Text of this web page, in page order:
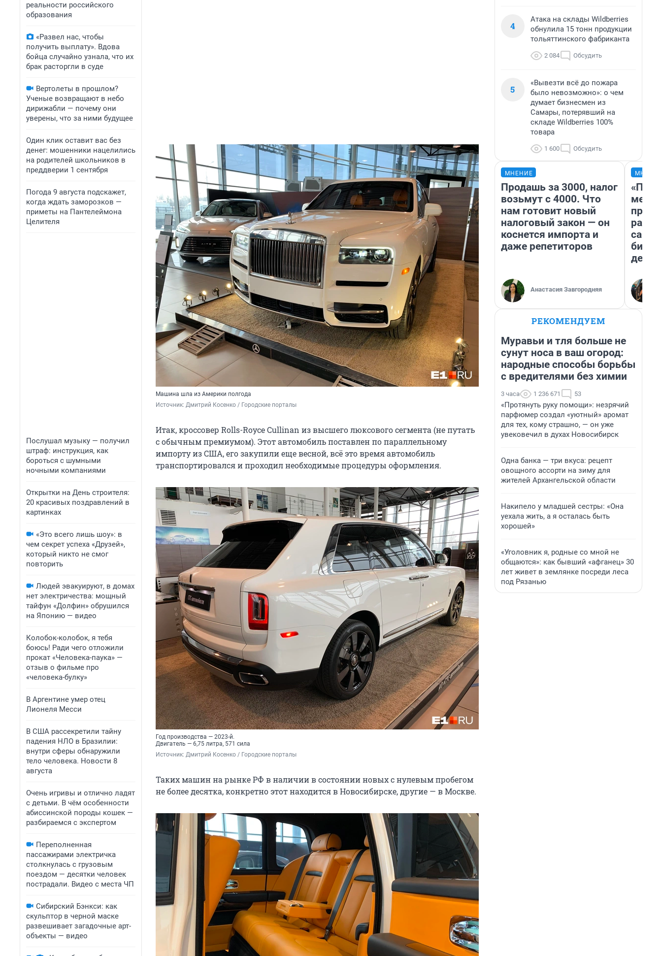
реальности российского
образования
«Развел нас, чтобы
получить выплату». Вдова
бойца случайно узнала, что их
брак расторгли в суде
Вертолеты в прошлом?
Ученые возвращают в небо
дирижабли — почему они
уверены, что за ними будущее
Один клик оставит вас без
денег: мошенники нацелились
на родителей школьников в
преддверии 1 сентября
Погода 9 августа подскажет,
когда ждать заморозков —
приметы на Пантелеймона
Целителя
Послушал музыку — получил
штраф: инструкция, как
бороться с шумными
ночными компаниями
Открытки на День строителя:
20 красивых поздравлений в
картинках
«Это всего лишь шоу»: в
чем секрет успеха «Друзей»,
который никто не смог
повторить
Людей эвакуируют, в домах
нет электричества: мощный
тайфун «Долфин» обрушился
на Японию — видео
Колобок-колобок, я тебя
боюсь! Ради чего отложили
прокат «Человека-паука» —
отзыв о фильме про
«человека-булку»
В Аргентине умер отец
Лионеля Месси
В США рассекретили тайну
падения НЛО в Бразилии:
внутри сферы обнаружили
тело человека. Новости 8
августа
Очень игривы и отлично ладят
с детьми. В чём особенности
абиссинской породы кошек —
разбираемся с экспертом
Переполненная
пассажирами электричка
столкнулась с грузовым
поездом — десятки человек
пострадали. Видео с места ЧП
Сибирский Бэнкси: как
скульптор в черной маске
развешивает загадочные арт-
объекты — видео
Машина шла из Америки полгода
Источник: Дмитрий Косенко / Городские порталы
Итак, кроссовер Rolls-Royce Cullinan из высшего люксового сегмента (не путать
с обычным премиумом). Этот автомобиль поставлен по параллельному
импорту из США, его закупили еще весной, всё это время автомобиль
транспортировался и проходил необходимые процедуры оформления.
Год производства — 2023-й.
Двигатель — 6,75 литра, 571 сила
Источник: Дмитрий Косенко / Городские порталы
Таких машин на рынке РФ в наличии в состоянии новых с нулевым пробегом
не более десятка, конкретно этот находится в Новосибирске, другие — в Москве.
4
Атака на склады Wildberries
обнулила 15 тонн продукции
тольяттинского фабриканта
2 084 Обсудить
5
«Вывезти всё до пожара
было невозможно»: о чем
думает бизнесмен из
Самары, потерявший на
складе Wildberries 100%
товара
1 600 Обсудить
МНЕНИЕ
Продашь за 3000, налог
возьмут с 4000. Что
нам готовит новый
налоговый закон — он
коснется импорта и
даже репетиторов
Анастасия Завгородняя
РЕКОМЕНДУЕМ
Муравьи и тля больше не
сунут носа в ваш огород:
народные способы борьбы
с вредителями без химии
3 часа 1 236 671 53
«Протянуть руку помощи»: незрячий
парфюмер создал «уютный» аромат
для тех, кому страшно, — он уже
увековечил в духах Новосибирск
Одна банка — три вкуса: рецепт
овощного ассорти на зиму для
жителей Архангельской области
Накипело у младшей сестры: «Она
уехала жить, а я осталась быть
хорошей»
«Уголовник я, родные со мной не
общаются»: как бывший «афганец» 30
лет живет в землянке посреди леса
под Рязанью